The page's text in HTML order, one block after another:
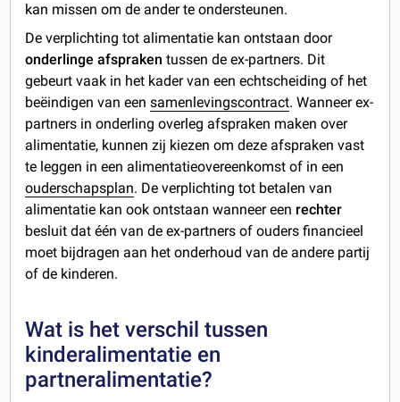
kan missen om de ander te ondersteunen.
De verplichting tot alimentatie kan ontstaan door
onderlinge afspraken tussen de ex-partners. Dit
gebeurt vaak in het kader van een echtscheiding of het
beëindigen van eensamenlevingscontract. Wanneer ex-
partners in onderling overleg afspraken maken over
alimentatie, kunnen zij kiezen om deze afspraken vast
te leggen in een alimentatieovereenkomst of in een
ouderschapsplan. De verplichting tot betalen van
alimentatie kan ook ontstaan wanneer een rechter
besluit dat één van de ex-partners of ouders financieel
moet bijdragen aan het onderhoud van de andere partij
of de kinderen.
Wat is het verschil tussen
kinderalimentatie en
partneralimentatie?